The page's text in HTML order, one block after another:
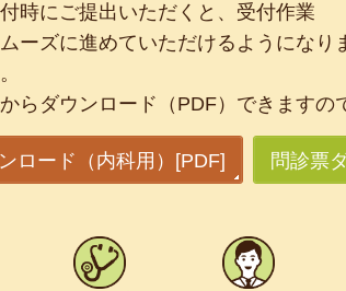
時にご提出いただくと、受付作業
ーズに進めていただけるようになり
らダウンロード（PDF）できますの
ロード（内科用）[PDF] 問診票